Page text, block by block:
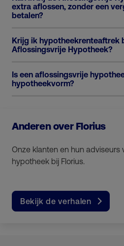
extra aflossen, zonder een
betalen?
Krijg ik hypotheekrenteaftrek
Aflossingsvrije Hypotheek?
Is een aflossingsvrije
hypotheekvorm?
Anderen over Florius
Onze klanten en hun adviseurs
hypotheek bij Florius.
Bekijk de verhalen